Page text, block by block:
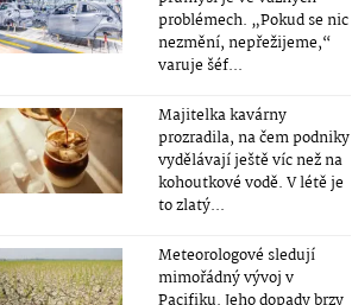
problémech. „Pokud se nic
nezmění, nepřežijeme,“
varuje šéf...
Majitelka kavárny
prozradila, na čem podniky
vydělávají ještě víc než na
kohoutkové vodě. V létě je
to zlatý...
Meteorologové sledují
mimořádný vývoj v